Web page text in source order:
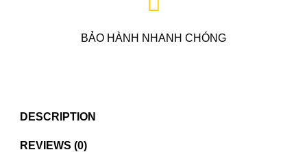
BẢO HÀNH NHANH CHÓNG
DESCRIPTION
REVIEWS (0)